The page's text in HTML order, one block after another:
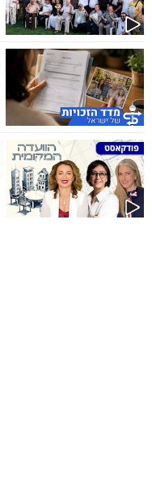
5
המילון
הכלכלי
פודקאסט
40
UNDER
40